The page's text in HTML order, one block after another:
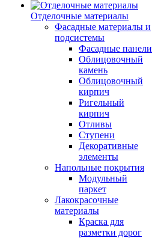
Отделочные материалы
Фасадные материалы и
подсистемы
Фасадные панели
Облицовочный
камень
Облицовочный
кирпич
Ригельный
кирпич
Отливы
Ступени
Декоративные
элементы
Напольные покрытия
Модульный
паркет
Лакокрасочные
материалы
Краска для
разметки дорог